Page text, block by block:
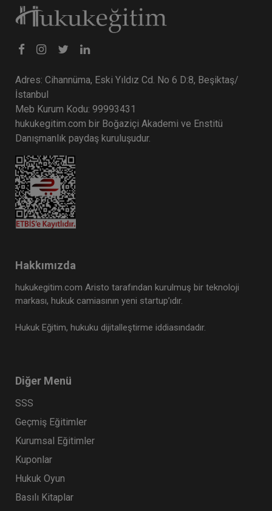
IX. Oturum
360 TL
Tüketici Hukuku Enstitüsü
VII. Oturum
360 TL
Tüketici Hukuku Enstitüsü
Çocuk Hukuku - IV. Medeni Hukuk Kongresi - V.
Adres: Cihannüma, Eski Yıldız Cd. No 6 D:8, Beşiktaş/
İstanbul
Meb Kurum Kodu: 99993431
hukukegitim.com bir Boğaziçi Akademi ve Enstitü
Danışmanlık paydaş kuruluşudur.
Hakkımızda
hukukegitim.com Aristo tarafından kurulmuş bir teknoloji
markası, hukuk camiasının yeni startup’ıdır.
Hukuk Eğitim, hukuku dijitalleştirme iddiasındadır.
Diğer Menü
SSS
Geçmiş Eğitimler
Kurumsal Eğitimler
Kuponlar
Hukuk Oyun
Basılı Kitaplar